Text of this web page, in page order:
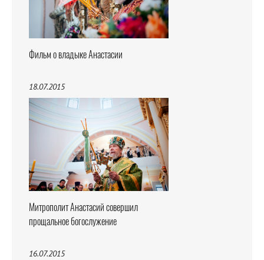
Фильм о владыке Анастасии
18.07.2015
Митрополит Анастасий совершил
прощальное богослужение
16.07.2015